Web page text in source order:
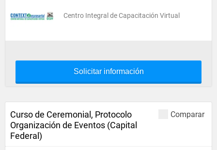
Centro Integral de Capacitación Virtual
Solicitar información
Comparar
Curso de Ceremonial, Protocolo
Organización de Eventos (Capital
Federal)